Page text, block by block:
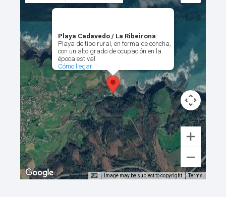
Playa Cadavedo / La Ribeirona
Playa de tipo rural, en forma de concha,
con un alto grado de ocupación en la
época estival.
Cómo llegar
Image may be subject to copyright Terms